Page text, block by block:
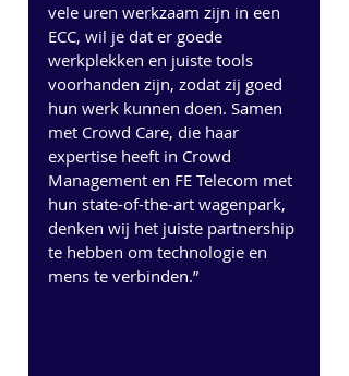
vele uren werkzaam zijn in een
ECC, wil je dat er goede
werkplekken en juiste tools
voorhanden zijn, zodat zij goed
hun werk kunnen doen. Samen
met Crowd Care, die haar
expertise heeft in Crowd
Management en FE Telecom met
hun state-of-the-art wagenpark,
denken wij het juiste partnership
te hebben om technologie en
mens te verbinden.”